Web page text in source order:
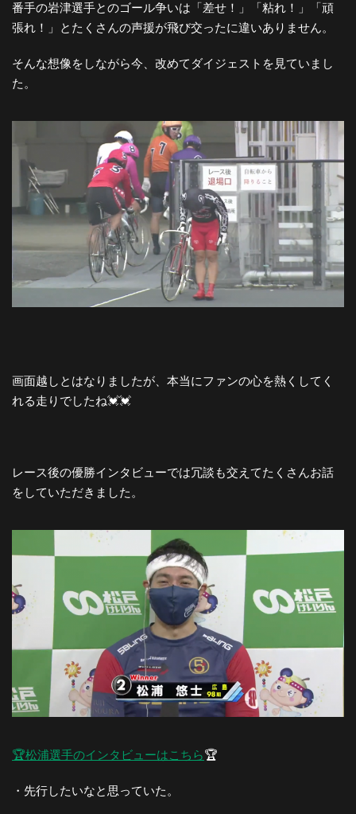
番手の岩津選手とのゴール争いは「差せ！」「粘れ！」「頑
張れ！」とたくさんの声援が飛び交ったに違いありません。
そんな想像をしながら今、改めてダイジェストを見ていまし
た。
画面越しとはなりましたが、本当にファンの心を熱くしてく
れる走りでしたね💓💓
レース後の優勝インタビューでは冗談も交えてたくさんお話
をしていただきました。
🏆松浦選手のインタビューはこちら🏆
・先行したいなと思っていた。